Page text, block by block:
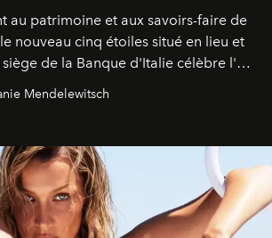
au patrimoine et aux savoirs-faire de
nouveau cinq étoiles situé en lieu et
de la Banque d'Italie célèbre l'art
Mendelewitsch